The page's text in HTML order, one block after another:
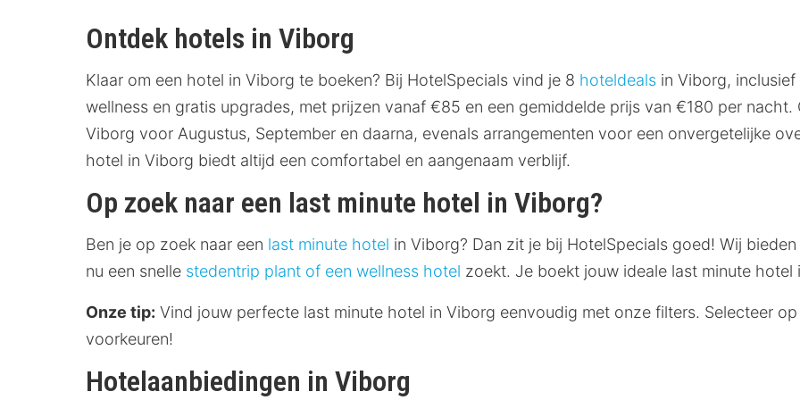
Ontdek hotels in Viborg
Klaar om een hotel in Viborg te boeken? Bij HotelSpecials vind je 8 hoteldeals in Viborg, inclusief
wellness en gratis upgrades, met prijzen vanaf €85 en een gemiddelde prijs van €180 per
Viborg voor Augustus, September en daarna, evenals arrangementen voor een onvergetelijke
hotel in Viborg biedt altijd een comfortabel en aangenaam verblijf.
Op zoek naar een last minute hotel in Viborg?
Ben je op zoek naar een last minute hotel in Viborg? Dan zit je bij HotelSpecials goed! Wij
nu een snelle stedentrip plant of een wellness hotel zoekt. Je boekt jouw ideale last minute
Onze tip: Vind jouw perfecte last minute hotel in Viborg eenvoudig met onze filters. Selecteer
voorkeuren!
Hotelaanbiedingen in Viborg